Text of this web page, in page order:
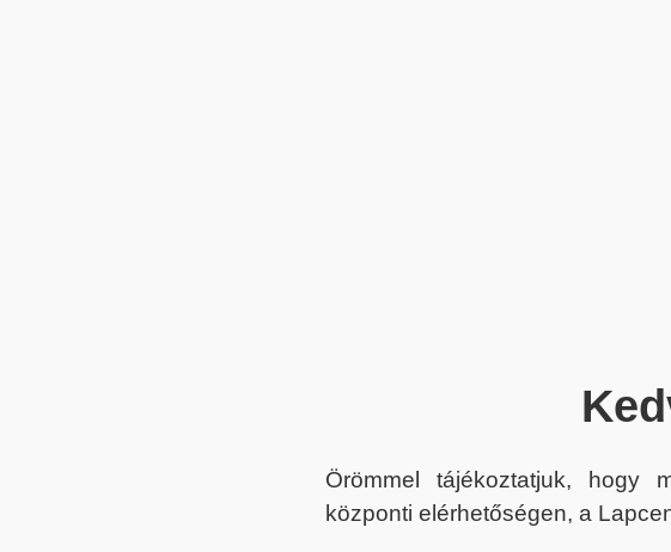
Örömmel tájékoztatjuk, hogy
központi elérhetőségen, a